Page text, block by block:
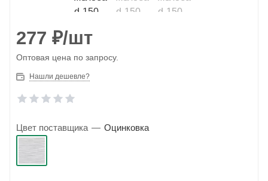
277 ₽/шт
Оптовая цена по запросу.
Нашли дешевле?
Цвет поставщика — Оцинковка